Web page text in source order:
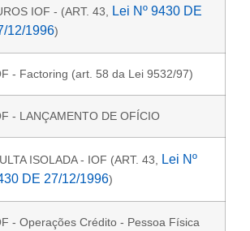
IOF - (ART. 43,
Lei Nº 9430 DE
12/1996)
- Factoring (art. 58 da Lei 9532/97)
- LANÇAMENTO DE OFÍCIO
ISOLADA - IOF (ART. 43,
Lei Nº
DE 27/12/1996)
- Operações Crédito - Pessoa Física